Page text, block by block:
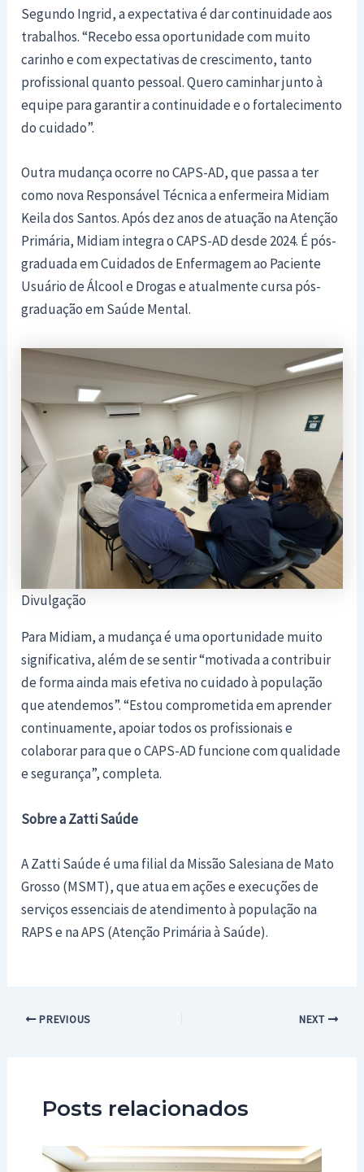
Segundo Ingrid, a expectativa é dar continuidade aos
trabalhos. “Recebo essa oportunidade com muito
carinho e com expectativas de crescimento, tanto
profissional quanto pessoal. Quero caminhar junto à
equipe para garantir a continuidade e o fortalecimento
do cuidado”.
Outra mudança ocorre no CAPS-AD, que passa a ter
como nova Responsável Técnica a enfermeira Midiam
Keila dos Santos. Após dez anos de atuação na Atenção
Primária, Midiam integra o CAPS-AD desde 2024. É pós-
graduada em Cuidados de Enfermagem ao Paciente
Usuário de Álcool e Drogas e atualmente cursa pós-
graduação em Saúde Mental.
Divulgação
Para Midiam, a mudança é uma oportunidade muito
significativa, além de se sentir “motivada a contribuir
de forma ainda mais efetiva no cuidado à população
que atendemos”. “Estou comprometida em aprender
continuamente, apoiar todos os profissionais e
colaborar para que o CAPS-AD funcione com qualidade
e segurança”, completa.
Sobre a Zatti Saúde
A Zatti Saúde é uma filial da Missão Salesiana de Mato
Grosso (MSMT), que atua em ações e execuções de
serviços essenciais de atendimento à população na
RAPS e na APS (Atenção Primária à Saúde).
Post PREVIOUS NEXT
Posts relacionados